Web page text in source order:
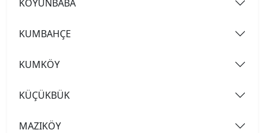
KOYUNBABA
KUMBAHÇE
KUMKÖY
KÜÇÜKBÜK
MAZIKÖY